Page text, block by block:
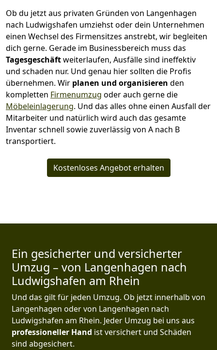
Ob du jetzt aus privaten Gründen von Langenhagen
nach Ludwigshafen umziehst oder dein Unternehmen
einen Wechsel des Firmensitzes anstrebt, wir begleiten
dich gerne. Gerade im Businessbereich muss das
Tagesgeschäftweiterlaufen, Ausfälle sind ineffektiv
und schaden nur. Und genau hier sollten die Profis
übernehmen. Wir planen und organisieren den
kompletten Firmenumzug oder auch gerne die
Möbeleinlagerung. Und das alles ohne einen Ausfall der
Mitarbeiter und natürlich wird auch das gesamte
Inventar schnell sowie zuverlässig von A nach B
transportiert.
Kostenloses Angebot erhalten
Ein gesicherter und versicherter
Umzug – von Langenhagen nach
Ludwigshafen am Rhein
Und das gilt für jeden Umzug. Ob jetzt innerhalb von
Langenhagen oder von Langenhagen nach
Ludwigshafen am Rhein. Jeder Umzug bei uns aus
professioneller Hand ist versichert und Schäden
sind abgesichert.